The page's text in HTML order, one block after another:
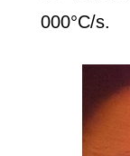
000°C/s.